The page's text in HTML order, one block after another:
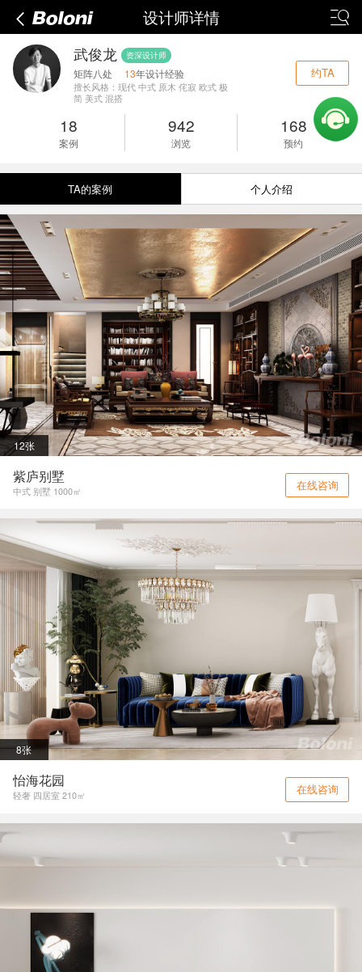
设计师详情
武俊龙 资深设计师
矩阵八处 13年设计经验
擅长风格：现代 中式 原木 侘寂 欧式 极
简 美式 混搭
约TA
18
案例
942
浏览
168
预约
TA的案例 个人介绍
12张
紫庐别墅
中式 别墅 1000㎡ 在线咨询
8张
怡海花园
轻奢 四居室 210㎡ 在线咨询